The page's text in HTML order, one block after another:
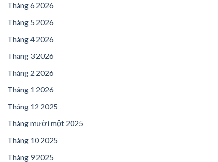
Tháng 6 2026
Tháng 5 2026
Tháng 4 2026
Tháng 3 2026
Tháng 2 2026
Tháng 1 2026
Tháng 12 2025
Tháng mười một 2025
Tháng 10 2025
Tháng 9 2025